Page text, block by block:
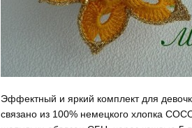
Эффектный и яркий комплект для
связано из 100% немецкого хлопка